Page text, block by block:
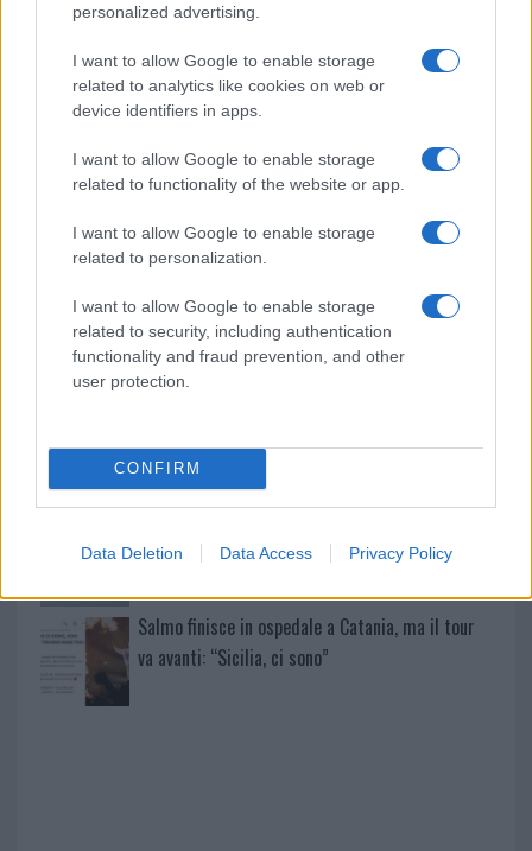
personalized advertising.
I want to allow Google to enable storage
related to analytics like cookies on web or
device identifiers in apps.
I want to allow Google to enable storage
related to functionality of the website or app.
I want to allow Google to enable storage
related to personalization.
I want to allow Google to enable storage
related to security, including authentication
functionality and fraud prevention, and other
user protection.
CONFIRM
Data Deletion Data Access Privacy Policy
Controlli rafforzati in Costa Smeralda, 20
arresti e 135 denunce
Tre milioni di euro dalla Provincia Gallura per
nuove aule nelle scuole di Olbia
Incidente sulla provinciale 125, paura tra Olbia e
Arzachena
Incidente sulla strada provinciale ad Arzachena,
un ferito
Delta Center
Salmo finisce in ospedale a Catania, ma il tour
va avanti: “Sicilia, ci sono”